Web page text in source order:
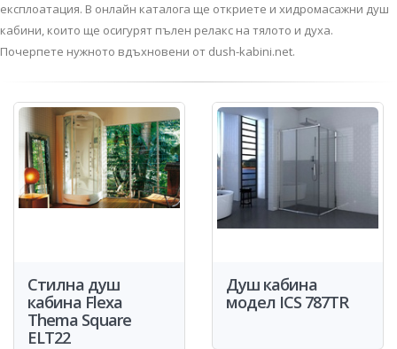
експлоатация. В онлайн каталога ще откриете и хидромасажни душ
кабини, които ще осигурят пълен релакс на тялото и духа.
Почерпете нужното вдъхновени от dush-kabini.net.
Стилна душ
кабина Flexa
Thema Square
ELT22
Душ кабина
модел ICS 787TR